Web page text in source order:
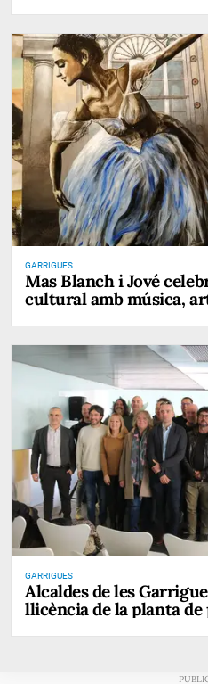
GARRIGUES
Mas Blanch i Jové
cultural amb música,
GARRIGUES
Alcaldes de les
llicència de la planta de